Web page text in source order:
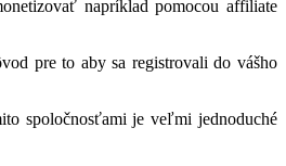
napríklad pomocou affiliate
pre to aby sa registrovali do vášho
spoločnosťami je veľmi jednoduché